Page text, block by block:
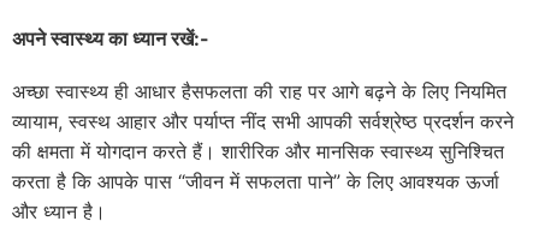
अपने स्वास्थ्य का ध्यान रखें:-
अच्छा स्वास्थ्य ही आधार हैसफलता की राह पर आगे बढ़ने के लिए नियमित
व्यायाम, स्वस्थ आहार और पर्याप्त नींद सभी आपकी सर्वश्रेष्ठ प्रदर्शन करने
की क्षमता में योगदान करते हैं। शारीरिक और मानसिक स्वास्थ्य सुनिश्चित
करता है कि आपके पास “जीवन में सफलता पाने” के लिए आवश्यक ऊर्जा
और ध्यान है।